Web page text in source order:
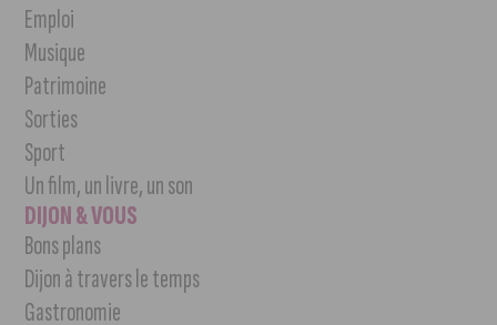
Emploi
Musique
Patrimoine
Sorties
Sport
Un film, un livre, un son
DIJON & VOUS
Bons plans
Dijon à travers le temps
Gastronomie